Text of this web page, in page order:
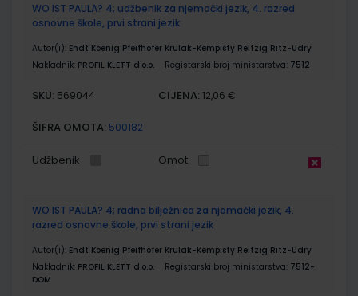
WO IST PAULA? 4; udžbenik za njemački jezik, 4. razred
osnovne škole, prvi strani jezik
Autor(i): Endt Koenig Pfeifhofer Krulak-Kempisty Reitzig Ritz-Udry
Nakladnik: PROFIL KLETT d.o.o. Registarski broj ministarstva: 7512
SKU: 569044 CIJENA: 12,06 €
ŠIFRA OMOTA: 500182
Udžbenik Omot
WO IST PAULA? 4; radna bilježnica za njemački jezik, 4.
razred osnovne škole, prvi strani jezik
Autor(i): Endt Koenig Pfeifhofer Krulak-Kempisty Reitzig Ritz-Udry
Nakladnik: PROFIL KLETT d.o.o. Registarski broj ministarstva: 7512-
DOM